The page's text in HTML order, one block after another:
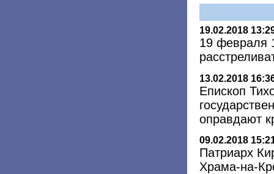
19.02.2018
19 февраля
13.02.2018
Епископ
оправдают
09.02.2018
Патриарх
Храма-на-